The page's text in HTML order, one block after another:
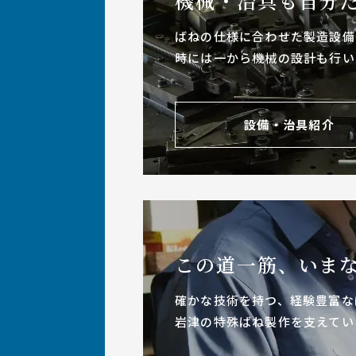
ばねの仕様に合わせた製造設
時には一から機械の設計も行
設備・治具紹介
この道一筋、いま
確かな技術を持つ、経験豊富
岩津の特殊ばね製作を支えて